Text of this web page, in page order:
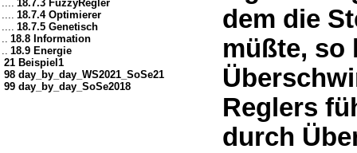
.... 18.7.3 FuzzyRegler
.... 18.7.4 Optimierer
.... 18.7.5 Genetisch
.. 18.8 Information
.. 18.9 Energie
21 Beispiel1
98 day_by_day_WS2021_SoSe21
99 day_by_day_SoSe2018
dem die
müßte, so
Reglers
durch